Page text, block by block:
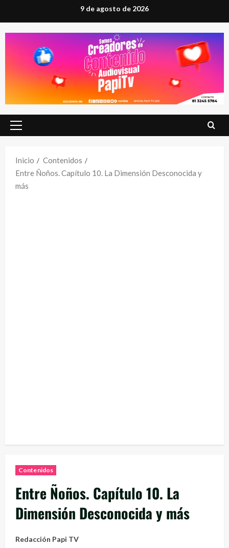
al
contenido
9 de agosto de 2026
Menú
Inicio
Contenidos
Entre Ñoños. Capítulo 10. La Dimensión Desconocida y
más
Contenidos
Entre Ñoños. Capítulo 10. La
Dimensión Desconocida y más
Redacción Papi TV